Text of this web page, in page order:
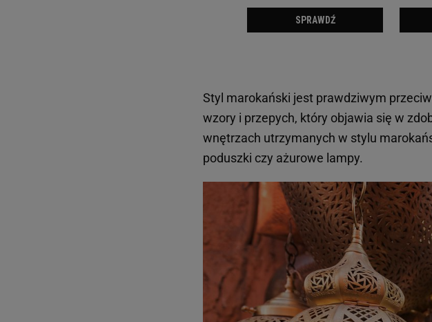
Styl marokański jest prawdziwym
wzory i przepych, który objawia się w
wnętrzach utrzymanych w stylu
poduszki czy ażurowe lampy.